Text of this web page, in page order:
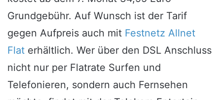
Grundgebühr. Auf Wunsch ist der Tarif
gegen Aufpreis auch mit Festnetz Allnet
Flat erhältlich. Wer über den DSL Anschluss
nicht nur per Flatrate Surfen und
Telefonieren, sondern auch Fernsehen